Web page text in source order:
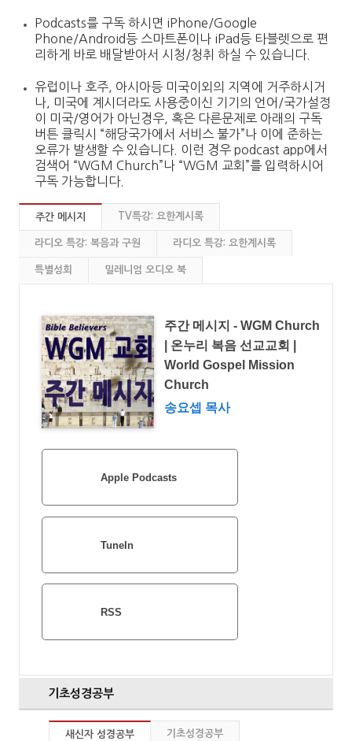
Podcasts를 구독 하시면 iPhone/Google
Phone/Android등 스마트폰이나 iPad등 타블렛으로 편
리하게 바로 배달받아서 시청/청취 하실 수 있습니다.
유럽이나 호주, 아시아등 미국이외의 지역에 거주하시거
나, 미국에 계시더라도 사용중이신 기기의 언어/국가설정
이 미국/영어가 아닌경우, 혹은 다른문제로 아래의 구독
버튼 클릭시 “해당국가에서 서비스 불가”나 이에 준하는
오류가 발생할 수 있습니다. 이런 경우 podcast app에서
검색어 “WGM Church”나 “WGM 교회”를 입력하시어
구독 가능합니다.
주간 메시지 TV특강: 요한계시록
라디오 특강: 복음과 구원 라디오 특강: 요한계시록
특별성회 밀레니엄 오디오 북
주간 메시지 - WGM Church
| 온누리 복음 선교교회 |
World Gospel Mission
Church
송요셉 목사
Apple Podcasts
TuneIn
RSS
기초성경공부
새신자 성경공부 기초성경공부